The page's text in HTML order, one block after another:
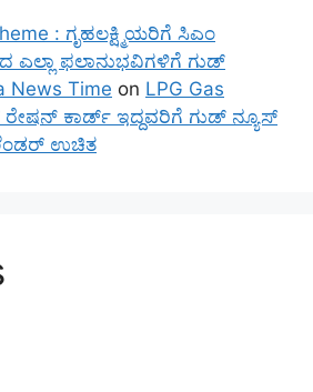
: ಗೃಹಲಕ್ಷ್ಮಿಯರಿಗೆ ಸಿಎಂ
ಎಲ್ಲಾ ಫಲಾನುಭವಿಗಳಿಗೆ ಗುಡ್
News Time on LPG Gas
ಕಾರ್ಡ್ ಇದ್ದವರಿಗೆ ಗುಡ್ ನ್ಯೂಸ್
ಉಚಿತ